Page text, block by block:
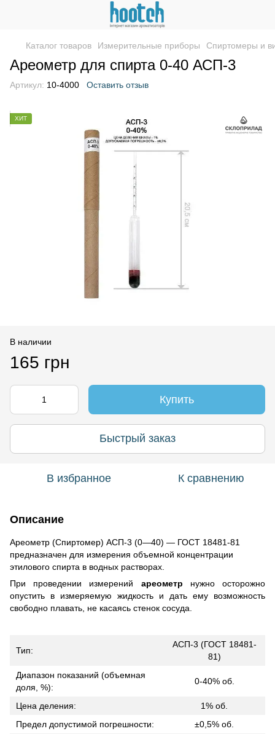
Каталог товаров Измерительные приборы Спиртомеры и
Ареометр для спирта 0-40 АСП-3
Артикул: 10-4000 Оставить отзыв
ХИТ
В наличии
165 грн
Купить
Быстрый заказ
В избранное К сравнению
Описание
Ареометр (Спиртомер) АСП-3 (0―40) ― ГОСТ 18481-81
предназначен для измерения объемной концентрации
этилового спирта в водных растворах
При проведении измерений aреометр нужно осторожно
опустить в измеряемую жидкость и дать ему возможность
свободно плавать, не касаясь стенок сосуда.
Тип:
АСП-3 (ГОСТ 18481-
81)
Диапазон показаний (объемная
доля, %):
0-40% об.
Цена деления:
1% об.
Предел допустимой погрешности:
±0,5% об.